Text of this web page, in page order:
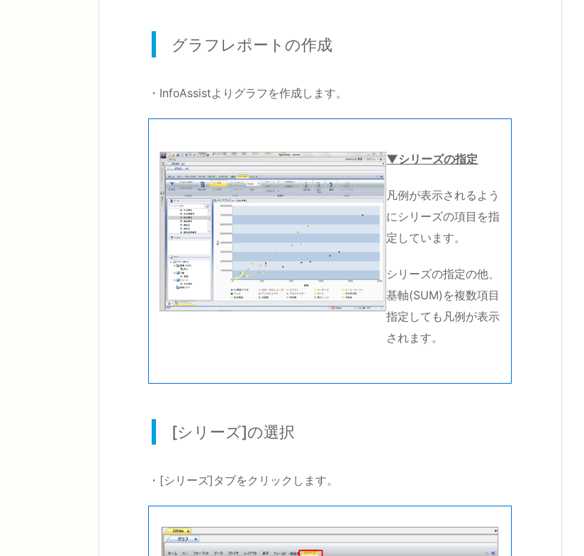
グラフレポートの作成
・InfoAssistよりグラフを作成します。
▼シリーズの指定
凡例が表示されるよう
にシリーズの項目を指
定しています。
シリーズの指定の他、
基軸(SUM)を複数項目
指定しても凡例が表示
されます。
[シリーズ]の選択
・[シリーズ]タブをクリックします。